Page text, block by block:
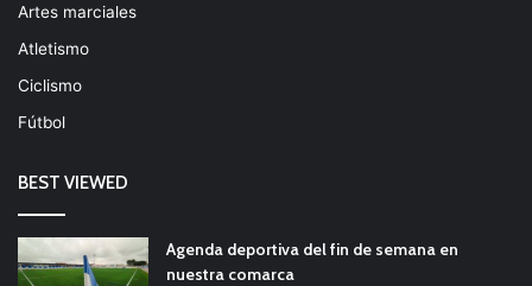
Artes marciales
Atletismo
Ciclismo
Fútbol
BEST VIEWED
Agenda deportiva del fin de semana en
nuestra comarca